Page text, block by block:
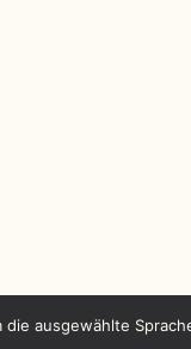
ausgewählte